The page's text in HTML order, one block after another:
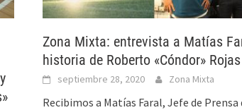
Zona Mixta: entrevista a Matías
historia de Roberto «Cóndor» Rojas
septiembre 28, 2020 Zona Mixta
Recibimos a Matías Faral, Jefe de Prensa